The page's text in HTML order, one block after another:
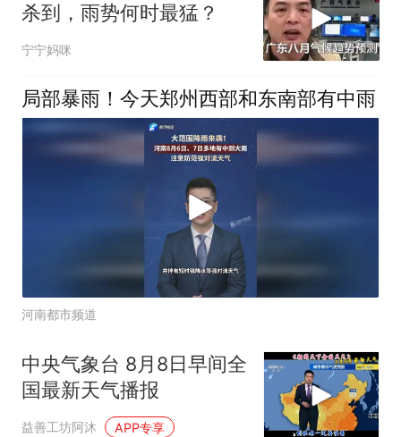
杀到，雨势何时最猛？
宁宁妈咪
局部暴雨！今天郑州西部和东南部有中雨
河南都市频道
中央气象台️ 8月8日早间全
国最新天气播报
益善工坊阿沐 APP专享